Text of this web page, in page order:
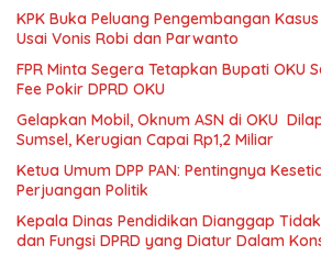
KPK Buka Peluang Pengembangan Kasus
Usai Vonis Robi dan Parwanto
FPR Minta Segera Tetapkan Bupati OKU
Fee Pokir DPRD OKU
Gelapkan Mobil, Oknum ASN di OKU
Sumsel, Kerugian Capai Rp1,2 Miliar
Ketua Umum DPP PAN: Pentingnya
Perjuangan Politik
Kepala Dinas Pendidikan Dianggap
dan Fungsi DPRD yang Diatur Dalam